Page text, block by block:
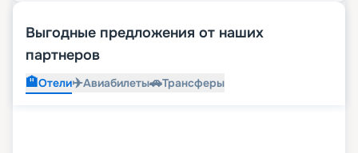
Выгодные предложения от наших
партнеров
🏨Отели✈️Авиабилеты🚗Трансферы